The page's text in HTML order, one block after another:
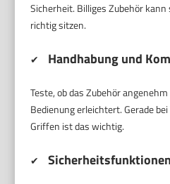
Sicherheit. Billiges Zubehör
richtig sitzen.
✔ Handhabung und
Teste, ob das Zubehör
Bedienung erleichtert. Gerade
Griffen ist das wichtig.
✔ Sicherheitsfunktionen